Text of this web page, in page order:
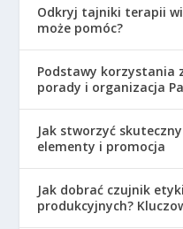
Odkryj tajniki terapii
może pomóc?
Podstawy korzystania
porady i organizacja
Jak stworzyć
elementy i promocja
Jak dobrać czujnik
produkcyjnych?